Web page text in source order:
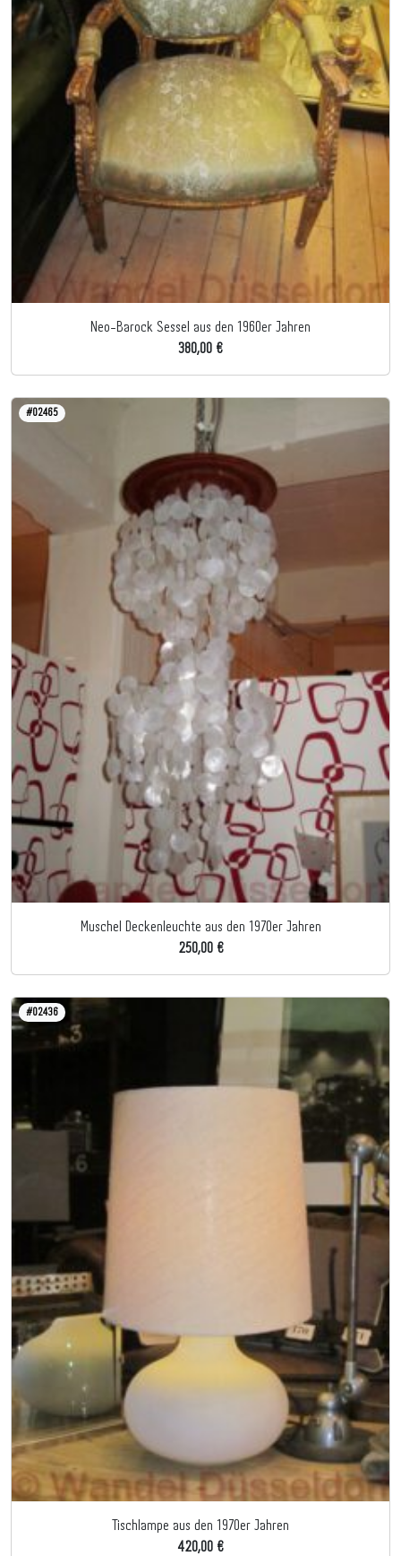
Neo-Barock Sessel aus den 1960er Jahren
380,00 €
#02465
Muschel Deckenleuchte aus den 1970er Jahren
250,00 €
#02436
Tischlampe aus den 1970er Jahren
420,00 €